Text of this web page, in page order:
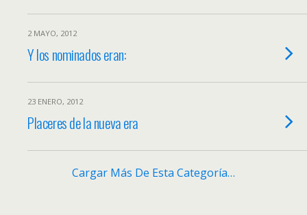
2 MAYO, 2012
Y los nominados eran:
23 ENERO, 2012
Placeres de la nueva era
Cargar Más De Esta Categoría…